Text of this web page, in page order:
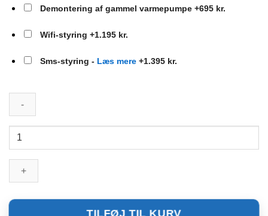
Demontering af gammel varmepumpe +695 kr.
Wifi-styring +1.195 kr.
Sms-styring - Læs mere +1.395 kr.
Altech
-
Pavo
-
TILFØJ TIL KURV